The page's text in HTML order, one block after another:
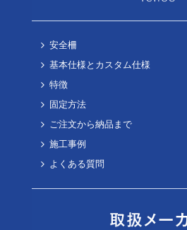
安全柵
基本仕様とカスタム仕様
特徴
固定方法
ご注文から納品まで
施工事例
よくある質問